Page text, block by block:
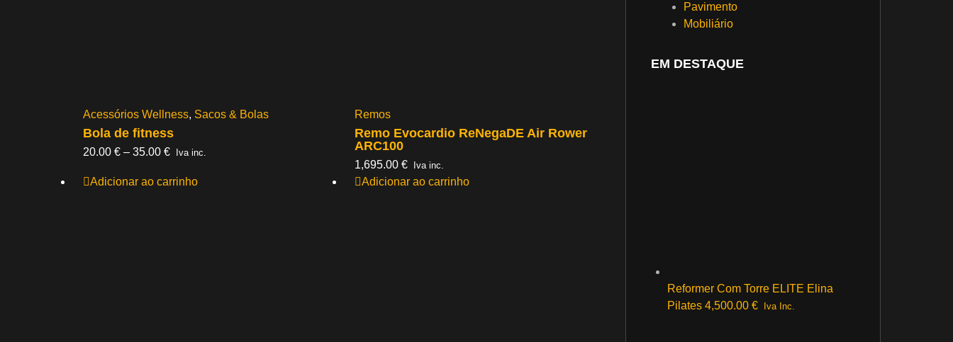
Acessórios Wellness, Sacos & Bolas
Bola de fitness
20.00 € – 35.00 €Price
20.00 €
Iva inc.
Remos
Remo Evocardio ReNegaDE Air Rower
ARC100
1,695.00 € Iva inc.
Adicionar ao carrinho Adicionar ao carrinho
Pavimento
Mobiliário
EM DESTAQUE
Reformer Com Torre ELITE Elina
Pilates 4,500.00 € Iva Inc.